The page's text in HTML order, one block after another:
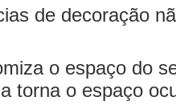
de decoração
o espaço do
torna o espaço